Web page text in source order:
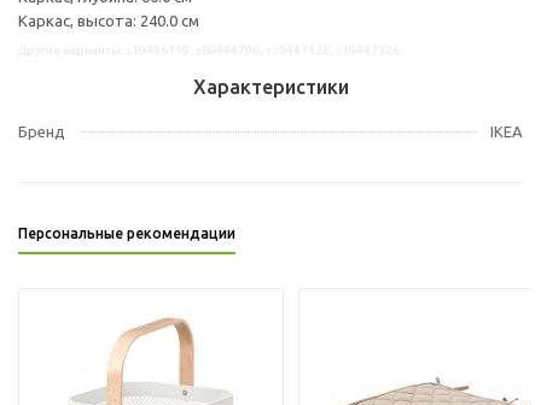
Каркас, высота: 240.0 см
Характеристики
Бренд IKEA
Персональные рекомендации